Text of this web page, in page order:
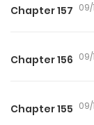
Chapter 157 09/
Chapter 156 09/
Chapter 155 09/